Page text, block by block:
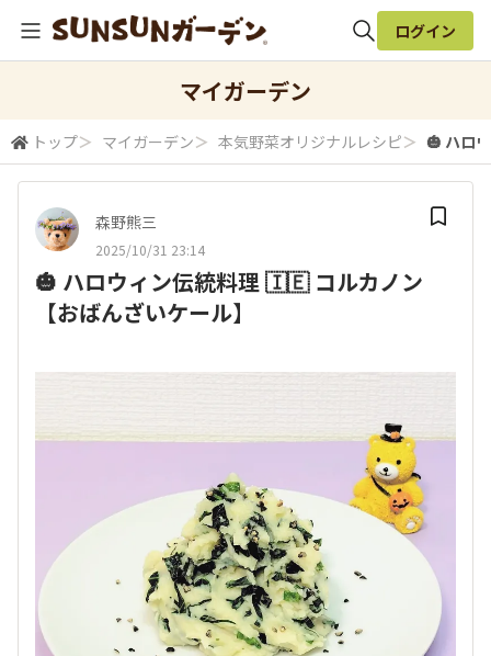
検索
ログイン
マイガーデン
トップ＞ マイガーデン＞ 本気野菜オリジナルレシピ＞ 🎃 ハロ
森野熊三
2025/10/31 23:14
🎃 ハロウィン伝統料理 🇮🇪 コルカノン
【おばんざいケール】